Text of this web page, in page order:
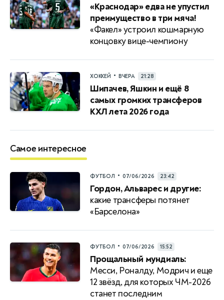
«Краснодар» едва не упустил
преимущество в три мяча!
«Факел» устроил кошмарную
концовку вице-чемпиону
ХОККЕЙ • ВЧЕРА 21:28
Шипачев, Яшкин и ещё 8
самых громких трансферов
КХЛ лета 2026 года
Самое интересное
ФУТБОЛ • 07/06/2026 23:42
Гордон, Альварес и другие:
какие трансферы потянет
«Барселона»
ФУТБОЛ • 07/06/2026 15:52
Прощальный мундиаль:
Месси, Роналду, Модрич и еще
12 звёзд, для которых ЧМ-2026
станет последним